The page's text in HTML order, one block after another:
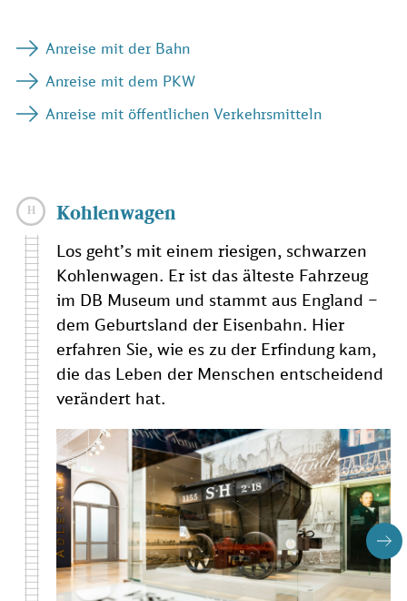
Anreise mit der Bahn
Anreise mit dem PKW
Anreise mit öffentlichen Verkehrsmitteln
Kohlenwagen
Los geht’s mit einem riesigen, schwarzen
Kohlenwagen. Er ist das älteste Fahrzeug
im DB Museum und stammt aus England –
dem Geburtsland der Eisenbahn. Hier
erfahren Sie, wie es zu der Erfindung kam,
die das Leben der Menschen entscheidend
verändert hat.